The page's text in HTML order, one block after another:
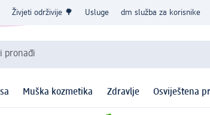
Živjeti održivije 🌳 Usluge dm služba za korisnike
pronađi
Muška kozmetika Zdravlje Osviještena